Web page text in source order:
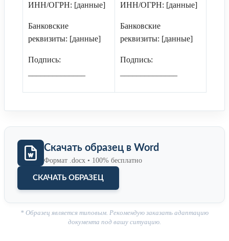
ИНН/ОГРН: [данные]
Банковские
реквизиты: [данные]
Подпись:
ИНН/ОГРН: [данные]
Банковские
реквизиты: [данные]
Подпись:
Скачать образец в Word
Формат .docx • 100% бесплатно
СКАЧАТЬ ОБРАЗЕЦ
* Образец является типовым. Рекомендую заказать адаптацию
документа под вашу ситуацию.